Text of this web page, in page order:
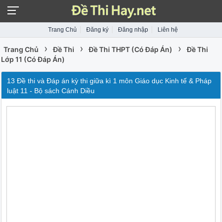
Trang Chủ Đăng ký Đăng nhập Liên hệ
Trang Chủ › Đề Thi › Đề Thi THPT (Có Đáp Án) ›
Đề Thi
Lớp 11 (Có Đáp Án)
13 Đề thi và Đáp án kỳ thi giữa kì 1 môn Giáo dục Kinh tế & Pháp
luật 11 - Bộ sách Cánh Diều